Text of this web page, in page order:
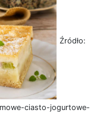
Źródło:
ciasto-jogurtowe-